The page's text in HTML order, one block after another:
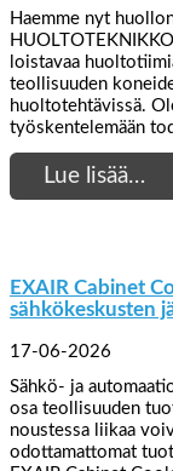
Haemme nyt
loistavaa
teollisuuden
huoltotehtävissä.
työskentelemään
Lue lisää…
EXAIR Cabinet
sähkökeskusten
17-06-2026
Sähkö- ja
osa teollisuuden
noustessa liikaa
odottamattomat